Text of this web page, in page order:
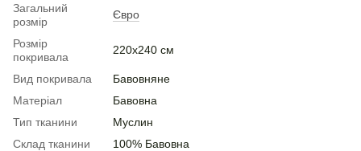
Загальний
розмір
Євро
Розмір
покривала
220х240 см
Вид покривала
Бавовняне
Матеріал
Бавовна
Тип тканини
Муслин
Склад тканини
100% Бавовна